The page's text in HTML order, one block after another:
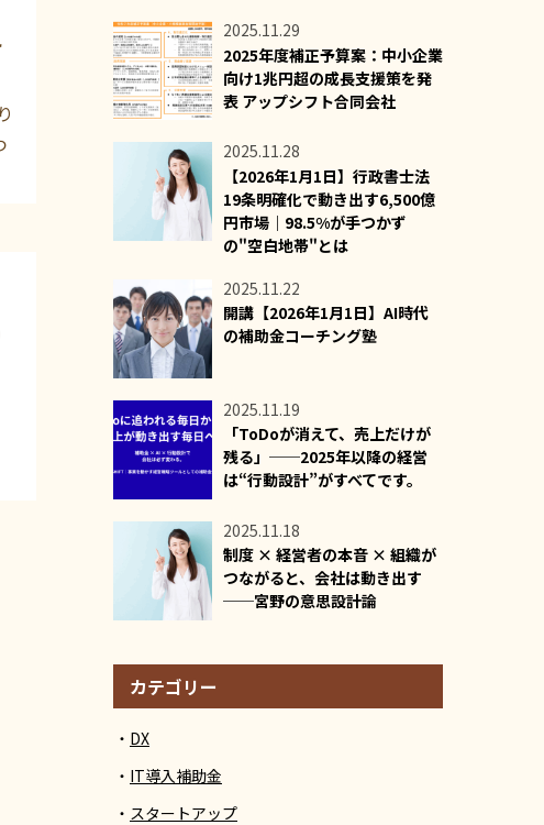
2025.11.29
2025年度補正予算案：中小企業
向け1兆円超の成長支援策を発
表 アップシフト合同会社
2025.11.28
【2026年1月1日】行政書士法
19条明確化で動き出す6,500億
円市場｜98.5%が手つかず
の"空白地帯"とは
2025.11.22
開講【2026年1月1日】AI時代
の補助金コーチング塾
2025.11.19
「ToDoが消えて、売上だけが
残る」──2025年以降の経営
は“行動設計”がすべてです。
2025.11.18
制度 × 経営者の本音 × 組織が
つながると、会社は動き出す
──宮野の意思設計論
カテゴリー
DX
IT導入補助金
スタートアップ